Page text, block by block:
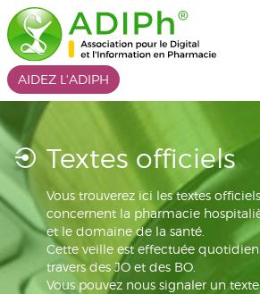
AIDEZ L'ADIPH
Textes officiels
Vous trouverez ici les textes
concernent la pharmacie
et le domaine de la santé.
Cette veille est effectuée
travers des JO et des BO.
Vous pouvez nous signaler un